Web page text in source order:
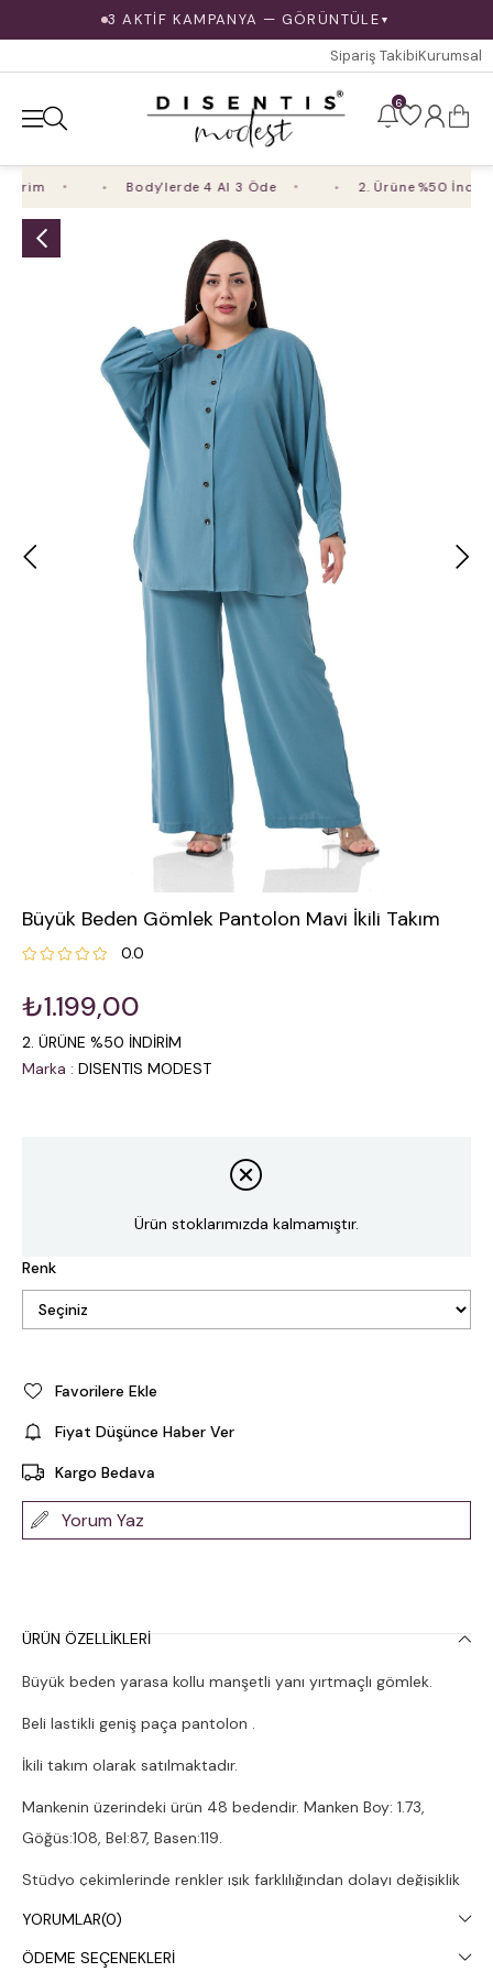
3 AKTİF KAMPANYA — GÖRÜNTÜLE ▼
Sipariş TakibiKurumsal
6
Body'lerde 4 Al 3 Öde 2. Ürüne %50 İndirim
Büyük Beden Gömlek Pantolon Mavi İkili Takım
0.0
₺1.199,00
2. ÜRÜNE %50 İNDİRİM
Marka : DISENTIS MODEST
Ürün stoklarımızda kalmamıştır.
Renk
Favorilere Ekle
Fiyat Düşünce Haber Ver
Kargo Bedava
Yorum Yaz
ÜRÜN ÖZELLIKLERI
Büyük beden yarasa kollu manşetli yanı yırtmaçlı gömlek.
Beli lastikli geniş paça pantolon .
İkili takım olarak satılmaktadır.
Mankenin üzerindeki ürün 48 bedendir. Manken Boy: 1.73,
Göğüs:108, Bel:87, Basen:119.
Stüdyo çekimlerinde renkler ışık farklılığından dolayı değişiklik
gösterebilir.
Çamaşır makinesinde 30° yıkanması tavsiye edilir.
YORUMLAR(0)
ÖDEME SEÇENEKLERI